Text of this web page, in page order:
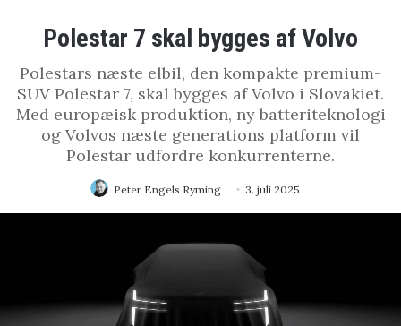
Polestar 7 skal bygges af Volvo
Polestars næste elbil, den kompakte premium-
SUV Polestar 7, skal bygges af Volvo i Slovakiet.
Med europæisk produktion, ny batteriteknologi
og Volvos næste generations platform vil
Polestar udfordre konkurrenterne.
Peter Engels Ryming 3. juli 2025